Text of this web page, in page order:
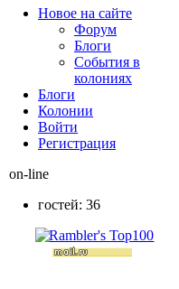
Новое на сайте
Форум
Блоги
События в
колониях
Блоги
Колонии
Войти
Peгиcтpaция
on-line
гостей: 36